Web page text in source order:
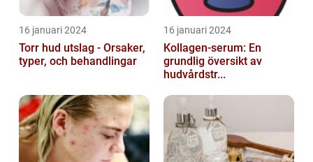
16 januari 2024
Torr hud utslag - Orsaker,
typer, och behandlingar
16 januari 2024
Kollagen-serum: En
grundlig översikt av
hudvårdstr...